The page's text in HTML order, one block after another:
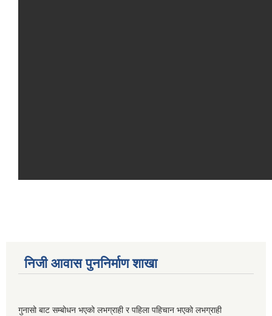
निजी आवास पुननिर्माण शाखा
गुनासो बाट सम्बोधन भएको लभग्राही र पहिला पहिचान भएको लभग्राही